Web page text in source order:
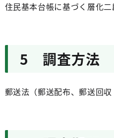
住民基本台帳に基づく層化
5 調査方法
郵送法（郵送配布、郵送回収